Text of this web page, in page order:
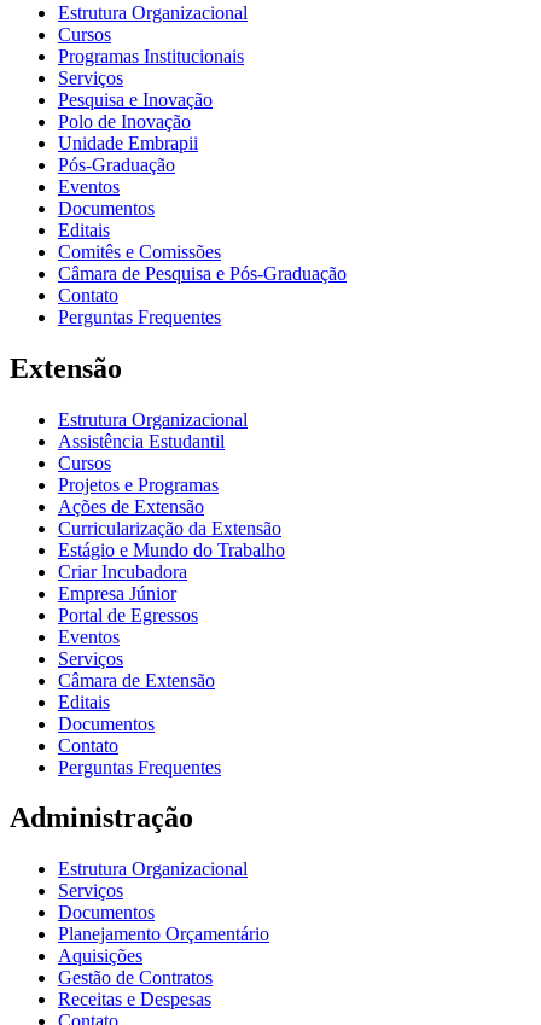
Estrutura Organizacional
Cursos
Programas Institucionais
Serviços
Pesquisa e Inovação
Polo de Inovação
Unidade Embrapii
Pós-Graduação
Eventos
Documentos
Editais
Comitês e Comissões
Câmara de Pesquisa e Pós-Graduação
Contato
Perguntas Frequentes
Extensão
Estrutura Organizacional
Assistência Estudantil
Cursos
Projetos e Programas
Ações de Extensão
Curricularização da Extensão
Estágio e Mundo do Trabalho
Criar Incubadora
Empresa Júnior
Portal de Egressos
Eventos
Serviços
Câmara de Extensão
Editais
Documentos
Contato
Perguntas Frequentes
Administração
Estrutura Organizacional
Serviços
Documentos
Planejamento Orçamentário
Aquisições
Gestão de Contratos
Receitas e Despesas